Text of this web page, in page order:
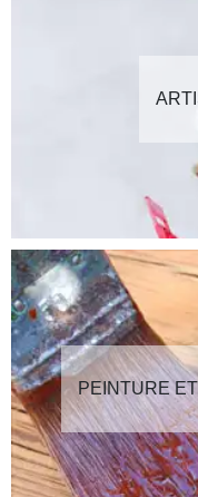
PEINTURE